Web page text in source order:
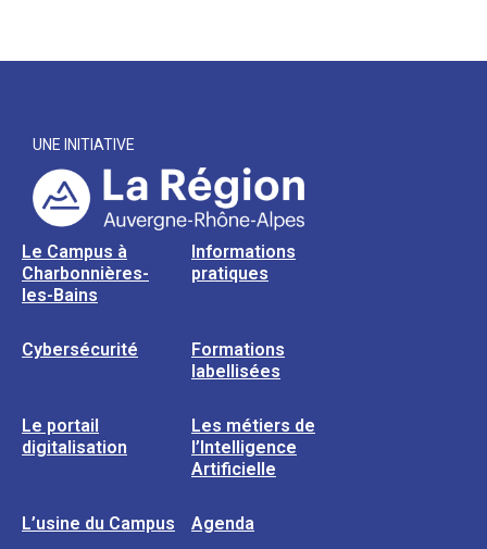
UNE INITIATIVE
Le Campus à
Charbonnières-
les-Bains
Informations
pratiques
Cybersécurité
Formations
labellisées
Le portail
digitalisation
Les métiers de
l’Intelligence
Artificielle
L’usine du Campus Agenda